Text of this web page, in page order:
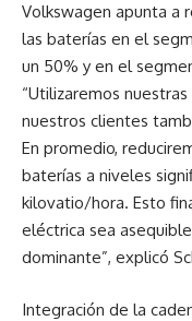
Volkswagen apunta a
las baterías en el
un 50% y en el
“Utilizaremos
nuestros clientes
En promedio,
baterías a niveles
kilovatio/hora. Esto
eléctrica sea
dominante”, explicó
Integración de la